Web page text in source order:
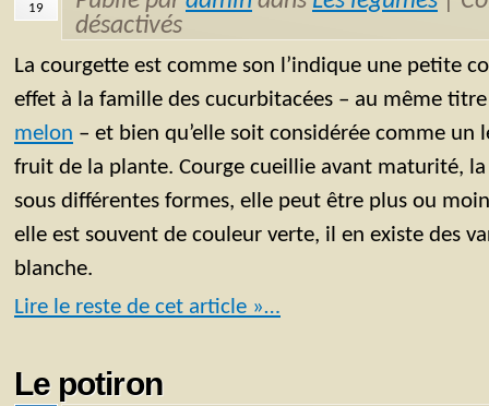
19
désactivés
La courgette est comme son l’indique une petite
effet à la famille des cucurbitacées – au même
melon – et bien qu’elle soit considérée comme un
fruit de la plante. Courge cueillie avant maturité,
sous différentes formes, elle peut être plus ou
elle est souvent de couleur verte, il en existe des
blanche.
Lire le reste de cet article »…
Le potiron